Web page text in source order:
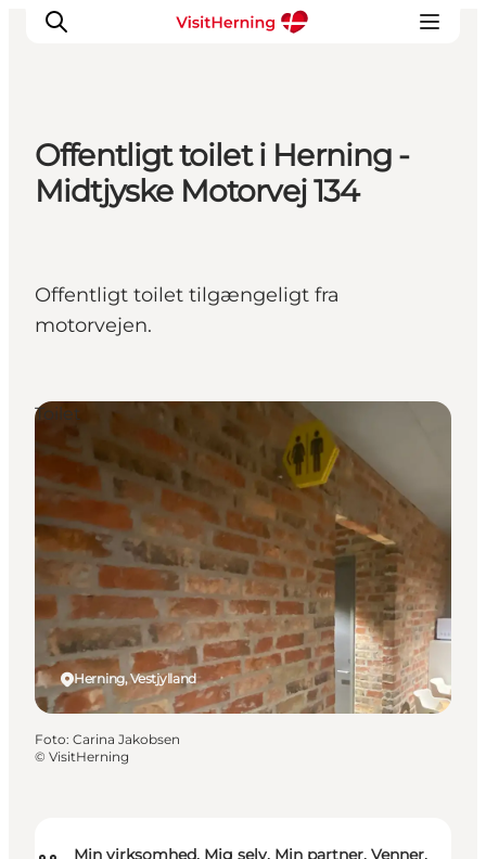
Det sker
Spis, drik og shop
Find vej
Sov godt
Offentligt toilet i Herning -
Midtjyske Motorvej 134
Offentligt toilet tilgængeligt fra
motorvejen.
Herning, Vestjylland
Toilet
Foto: Carina Jakobsen
© VisitHerning